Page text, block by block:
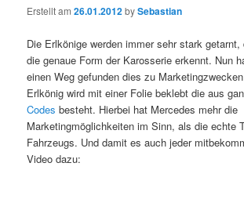
Erstellt am26.01.2012bySebastian
Die Erlkönige werden immer sehr stark
die genaue Form der Karosserie erkennt. Nun
einen Weg gefunden dies zu
Erlkönig wird mit einer Folie beklebt die aus
Codes besteht. Hierbei hat Mercedes mehr die
Marketingmöglichkeiten im Sinn, als die echte
Fahrzeugs. Und damit es auch jeder
Video dazu: